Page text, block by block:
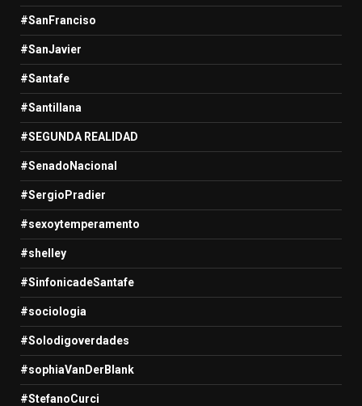
#SanFranciso
#SanJavier
#Santafe
#Santillana
#SEGUNDA REALIDAD
#SenadoNacional
#SergioPradier
#sexoytemperamento
#shelley
#SinfonicadeSantafe
#sociologia
#Solodigoverdades
#sophiaVanDerBlank
#StefanoCurci